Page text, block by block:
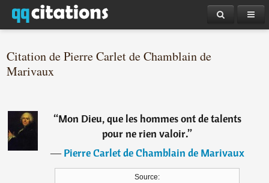
Citation de Pierre Carlet de Chamblain de
Marivaux
“Mon Dieu, que les hommes ont de talents
pour ne rien valoir.”
―Pierre Carlet de Chamblain de Marivaux
Source: